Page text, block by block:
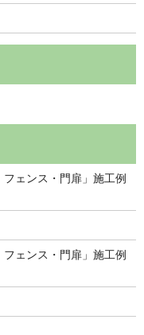
フェンス・門扉」施工例
フェンス・門扉」施工例